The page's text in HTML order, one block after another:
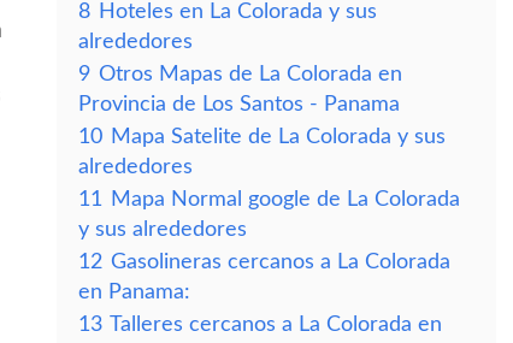
8 Hoteles en La Colorada y sus
alrededores
9 Otros Mapas de La Colorada en
Provincia de Los Santos - Panama
10 Mapa Satelite de La Colorada y sus
alrededores
11
Mapa Normal google de La Colorada
y sus alrededores
12 Gasolineras cercanos a La Colorada
en Panama:
13 Talleres cercanos a La Colorada en